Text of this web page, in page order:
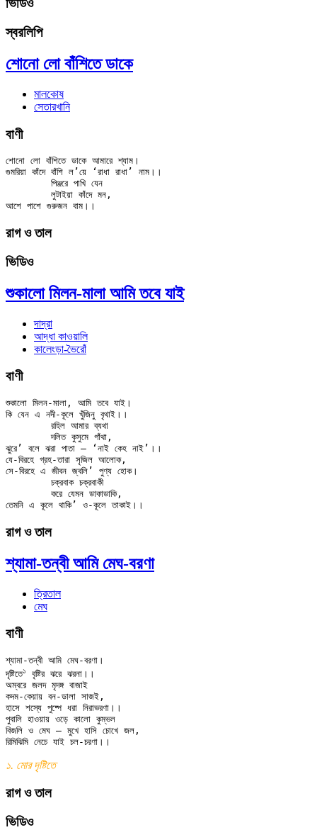
ভিডিও
স্বরলিপি
শোনো লো বাঁশিতে ডাকে
মালকোষ
সেতারখানি
বাণী
শোনো লো বাঁশিতে ডাকে আমারে শ্যাম।
গুমরিয়া কাঁদে বাঁশি ল’য়ে ‘রাধা রাধা’ নাম।।
রাগ ও তাল
ভিডিও
শুকালো মিলন-মালা আমি তবে যাই
দাদ্‌রা
আদ্ধা কাওয়ালি
কালেংড়া-ভৈরোঁ
বাণী
শুকালো মিলন-মালা, আমি তবে যাই।
কি যেন এ নদী-কূলে খুঁজিনু বৃথাই।।
	দলিত কুসুমে গাঁথা,
ঝুরে’ বলে ঝরা পাতা — ‘নাই কেহ নাই’।।
যে-বিরহে গ্রহ-তারা সৃজিল আলোক,
সে-বিরহে এ জীবন জ্বলি’ পুণ্য হোক।
রাগ ও তাল
শ্যামা-তন্বী আমি মেঘ-বরণা
ত্রিতাল
মেঘ
বাণী
শ্যামা-তন্বী আমি মেঘ-বরণা।
দৃষ্টিতে১
বৃষ্টির ঝরে ঝরনা।।
অম্বরে জলদ মৃদঙ্গ বাজাই
কদম-কেয়ায় বন-ডালা সাজই,
হাসে শস্যে পুষ্পে ধরা নিরাভরণা।।
পুবালি হাওয়ায় ওড়ে কালো কুম্ভল
বিজলি ও মেঘ — মুখে হাসি চোখে জল,
১. মোর দৃষ্টিতে
রাগ ও তাল
ভিডিও